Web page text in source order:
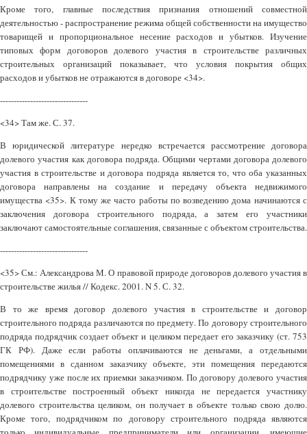
Кроме того, главные последствия признания отношений совместной
деятельностью - распространение режима общей собственности на имущество
товарищей и пропорциональное несение расходов и убытков. Изучение
типовых форм договоров долевого участия в строительстве различных
строительных организаций показывает, что условия покрытия общих
расходов и убытков не отражаются в договоре <34>.
--------------------------------
<34> Там же. С. 37.
В юридической литературе нередко встречается рассмотрение договора
долевого участия как договора подряда. Общими чертами договора долевого
участия в строительстве и договора подряда является то, что оба указанных
договора направлены на создание и передачу объекта недвижимого
имущества <35>. К тому же часто работы по возведению дома начинаются с
заключения договора строительного подряда, а затем его участники
заключают самостоятельные соглашения, связанные с объектом строительства.
--------------------------------
<35> См.: Александрова М. О правовой природе договоров долевого участия в
строительстве жилья // Кодекс. 2001. N 5. С. 32.
В то же время договор долевого участия в строительстве и договор
строительного подряда различаются по предмету. По договору строительного
подряда подрядчик создает объект и целиком передает его заказчику (ст. 753
ГК РФ). Даже если работы оплачиваются не деньгами, а отдельными
помещениями в сданном заказчику объекте, эти помещения передаются
подрядчику уже после их приемки заказчиком. По договору долевого участия
в строительстве построенный объект никогда не передается участнику
долевого строительства целиком, он получает в объекте только свою долю.
Кроме того, подрядчиком по договору строительного подряда являются